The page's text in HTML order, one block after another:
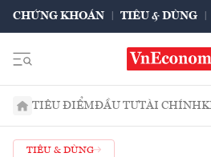
CHỨNG KHOÁN TIÊU & DÙNG
TIÊU ĐIỂMĐẦU TƯTÀI CHÍNH
TIÊU & DÙNG